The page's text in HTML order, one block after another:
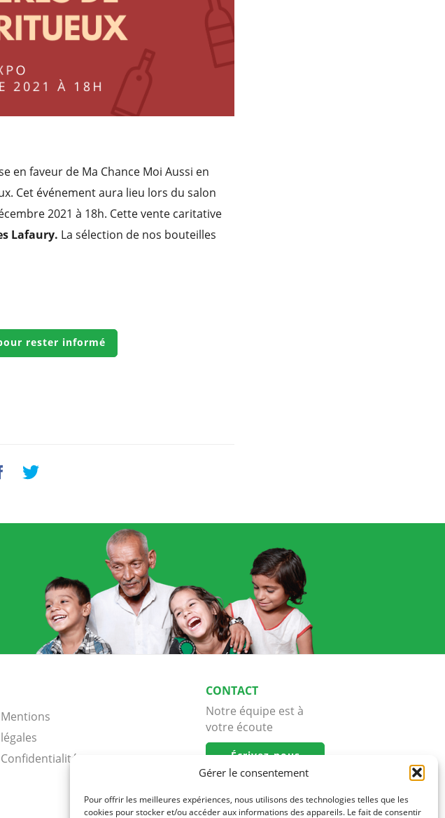
Gérer le consentement
Pour offrir les meilleures expériences, nous utilisons des technologies telles que les
cookies pour stocker et/ou accéder aux informations des appareils. Le fait de consentir
en faveur de Ma Chance Moi Aussi en
Cet événement aura lieu lors du salon
2021 à 18h. Cette vente caritative
Lafaury. La sélection de nos bouteilles
rester informé
CONTACT
Notre équipe est à
votre écoute
Écrivez-nous
Mentions
légales
Confidentialité